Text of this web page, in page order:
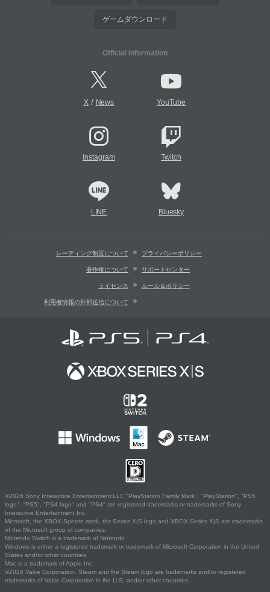
ゲームダウンロード
Official Information
X/ News YouTube
Instagram Twitch
LINE Bluesky
レーティング制度について プライバシーポリシー
著作権について サポートセンター
ライセンス ルール＆ポリシー
利用者情報の外部送信について
©2026 Sony Interactive Entertainment LLC."PlayStation Family Mark", "PlayStation", "PS5
logo", "PS5", "PS4 logo" and "PS4" are registered trademarks or trademarks of Sony
Interactive Entertainment Inc.
Microsoft, the XBOX Sphere mark, the Series X|S logo and XBOX Series X|S are trademarks
of the Microsoft group of companies.
Nintendo Switch is a trademark of Nintendo.
Windows is either a registered trademark or trademark of Microsoft Corporation in the United
States and/or other countries.
Mac is a trademark of Apple Inc.
©2026 Valve Corporation. Steam and the Steam logo are trademarks and/or registered
trademarks of Valve Corporation in the U.S. and/or other countries.